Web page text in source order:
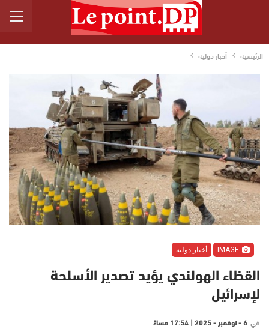
الرئيسية أخبار دولية
أخبار دولية
القظاء الهولندي يؤيد تصدير الأسلحة
لإسرائيل
في 6 - نوفمبر - 2025 | 17:54 مساءً